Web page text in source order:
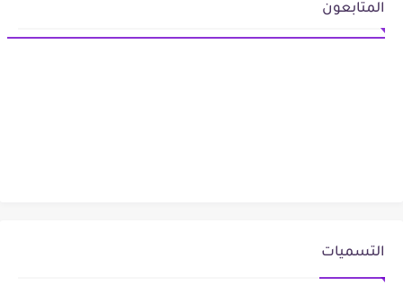
المتابعون
التسميات